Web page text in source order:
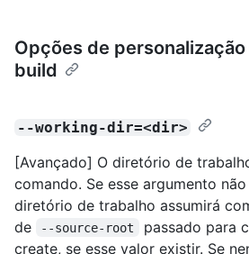
Opções de
build
--working-dir=<dir>
[Avançado] O diretório de
comando. Se esse argumento
diretório de trabalho assumirá
de
--source-root
passado para
create, se esse valor existir. Se